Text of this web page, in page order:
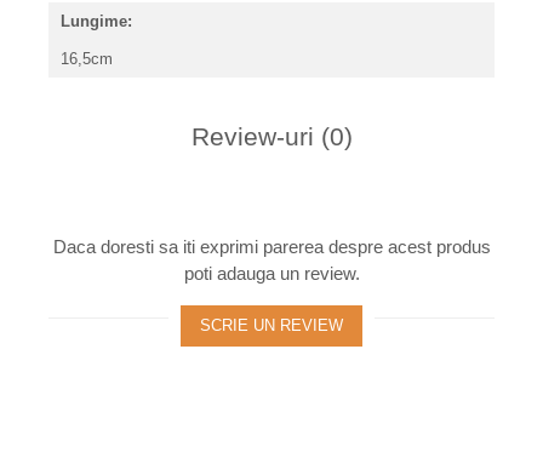
Lungime:
16,5cm
Review-uri (0)
Daca doresti sa iti exprimi parerea despre acest produs
poti adauga un review.
SCRIE UN REVIEW